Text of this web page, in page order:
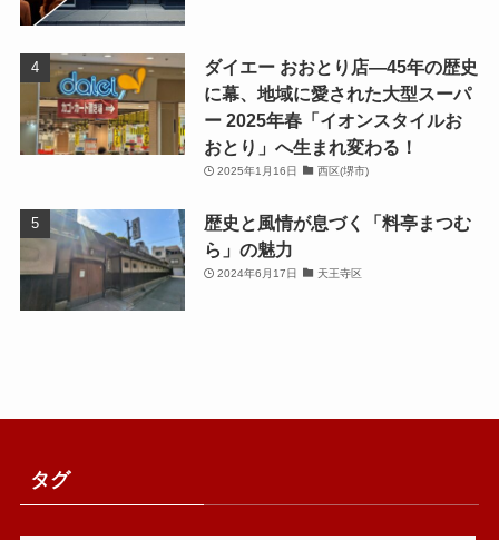
ダイエー おおとり店—45年の歴史
に幕、地域に愛された大型スーパ
ー 2025年春「イオンスタイルお
おとり」へ生まれ変わる！
2025年1月16日 西区(堺市)
歴史と風情が息づく「料亭まつむ
ら」の魅力
2024年6月17日 天王寺区
タグ